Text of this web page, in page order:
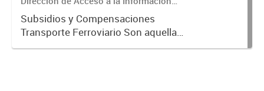
Pública y Transparencia
Subsidios y Compensaciones
Transporte Ferroviario Son aquellas
transferencias realizadas por la